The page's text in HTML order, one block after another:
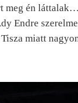
meg én
Endre
miatt